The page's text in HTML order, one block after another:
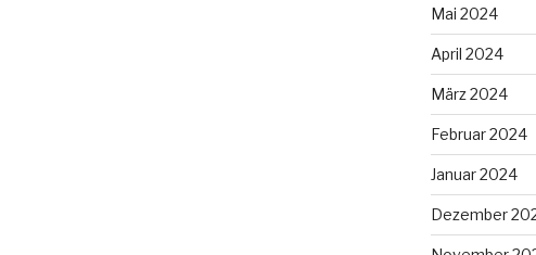
Mai 2024
April 2024
März 2024
Februar 2024
Januar 2024
Dezember